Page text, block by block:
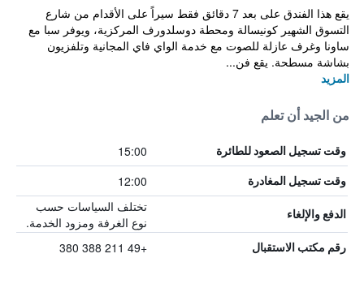
يقع هذا الفندق على بعد 7 دقائق فقط سيراً على الأقدام من شارع
التسوق الشهير كونيسالة ومحطة دوسلدورف المركزية، ويوفر سبا مع
ساونا وغرف عازلة للصوت مع خدمة الواي فاي المجانية وتلفزيون
بشاشة مسطحة. يقع فن...
المزيد
من الجيد أن تعلم
وقت تسجيل الصعود للطائرة 15:00
وقت تسجيل المغادرة 12:00
الدفع والإلغاء
تختلف السياسات حسب
نوع الغرفة ومزود الخدمة.
رقم مكتب الاستقبال +49 211 388 380